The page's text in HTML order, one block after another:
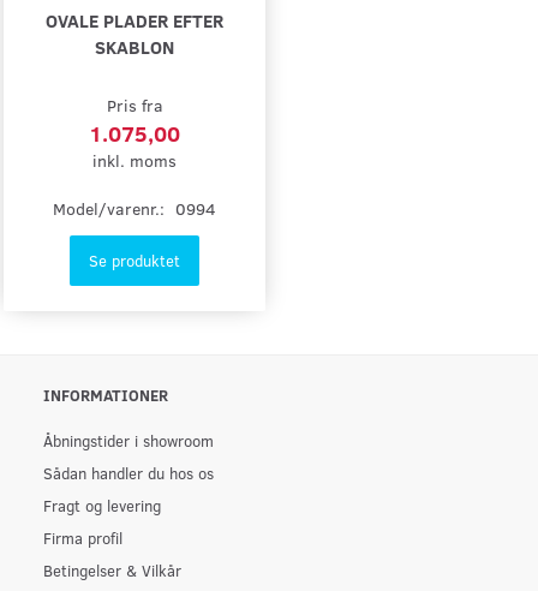
OVALE PLADER EFTER
SKABLON
Pris fra
1.075,00
inkl. moms
Model/varenr.: 0994
Se produktet
INFORMATIONER
Åbningstider i showroom
Sådan handler du hos os
Fragt og levering
Firma profil
Betingelser & Vilkår